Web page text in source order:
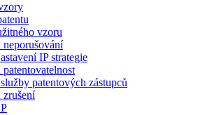
vzoru
neporušování
IP strategie
patentovatelnost
patentových zástupců
zrušení